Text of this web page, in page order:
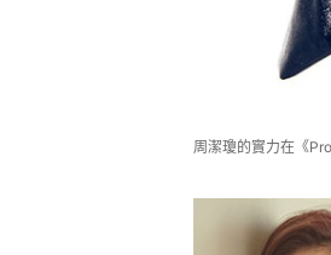
周潔瓊的實力在《